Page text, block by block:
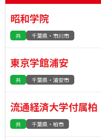
昭和学院
共 千葉県・市川市
東京学館浦安
共 千葉県・浦安市
流通経済大学付属柏
共 千葉県・柏市